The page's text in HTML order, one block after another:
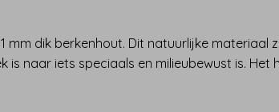
dik berkenhout. Dit natuurlijke
is naar iets speciaals en milieubewust is.